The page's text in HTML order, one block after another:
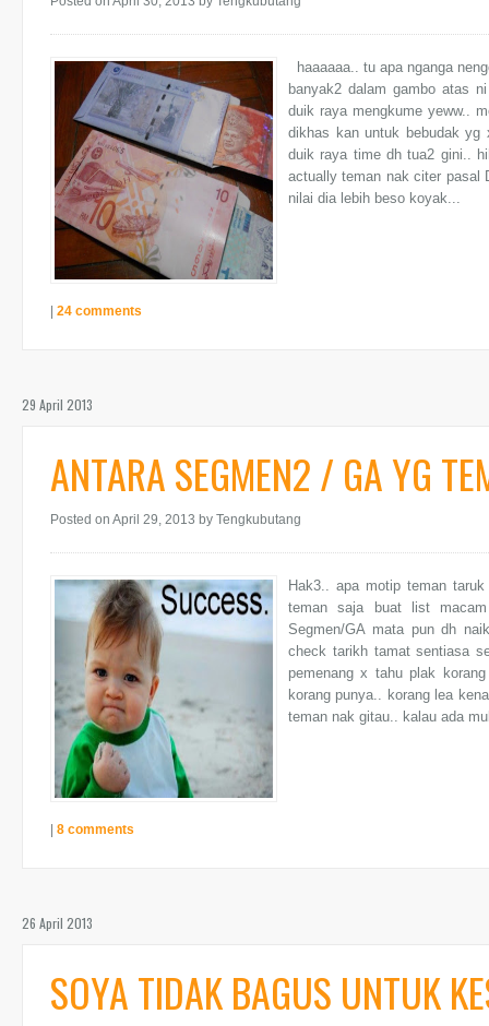
haaaaaa.. tu apa nganga
banyak2 dalam gambo atas
duik raya mengkume yeww..
dikhas kan untuk bebudak
duik raya time dh tua2 gini..
actually teman nak citer pasal
nilai dia lebih beso koyak...
| 24 comments
29 April 2013
ANTARA SEGMEN2 / GA YG
Posted on April 29, 2013 by Tengkubutang
Hak3.. apa motip teman
teman saja buat list
Segmen/GA mata pun dh
check tarikh tamat sentiasa
pemenang x tahu plak
korang punya.. korang lea
teman nak gitau.. kalau ada
| 8 comments
26 April 2013
SOYA TIDAK BAGUS UNTUK